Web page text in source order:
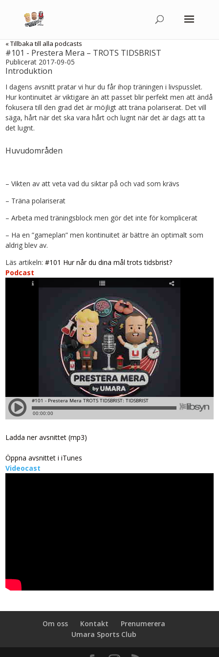
« Tillbaka till alla podcasts
#101 - Prestera Mera – TROTS TIDSBRIST
Publicerat 2017-09-05
Introduktion
I dagens avsnitt pratar vi hur du får ihop träningen i livspusslet.
Hur kontinuitet är viktigare än att passet blir perfekt men att ändå
fokusera till den grad det är möjligt att träna polariserat. Det vill
säga, hårt när det ska vara hårt och lugnt när det är dags att ta
det lugnt.
Huvudområden
– Vikten av att veta vad du siktar på och vad som krävs
– Träna polariserat
– Arbeta med träningsblock men gör det inte för komplicerat
– Ha en ”gameplan” men kontinuitet är bättre än optimalt som
aldrig blev av.
Läs artikeln:#101 Hur når du dina mål trots tidsbrist?
Podcast
Ladda ner avsnittet (mp3)
Öppna avsnittet i iTunes
Videocast
Om oss Kontakt
Prenumerera
Umara Sports Club